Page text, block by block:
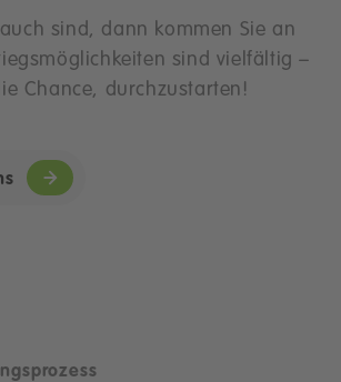
sind, dann kommen Sie an
sind vielfältig –
Chance, durchzustarten!